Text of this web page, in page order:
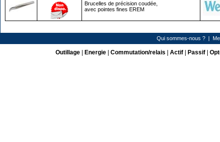
Brucelles de précision coudée,
avec pointes fines EREM
Qui sommes-nous ? |
Outillage| Energie| Commutation/relais Actif| Passif|